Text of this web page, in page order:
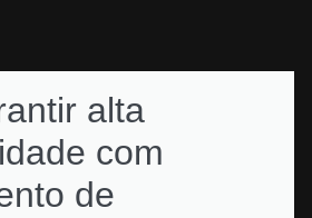
alta
com
de